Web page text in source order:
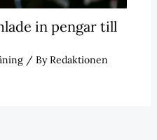
in pengar till
/ ByRedaktionen